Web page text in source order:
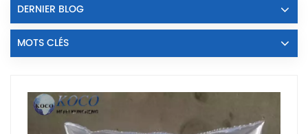
DERNIER BLOG
MOTS CLÉS